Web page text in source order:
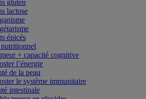
gluten
lactose
épicés
+ capacité cognitive
l’énergie
de la peau
le système immunitaire
intestinale